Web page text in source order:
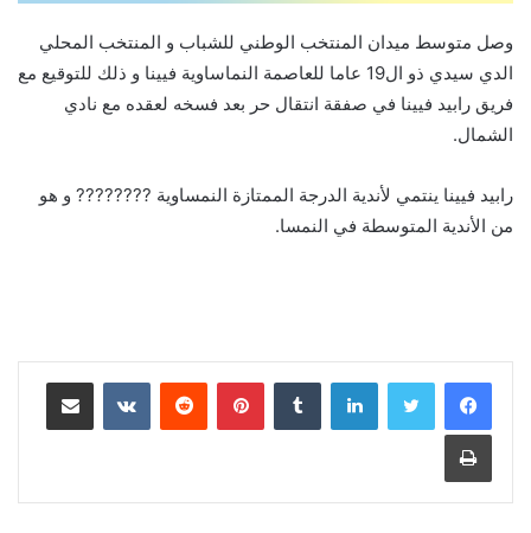
وصل متوسط ميدان المنتخب الوطني للشباب و المنتخب المحلي
الدي سيدي ذو ال19 عاما للعاصمة النماساوية فيينا و ذلك للتوقيع مع
فريق رابيد فيينا في صفقة انتقال حر بعد فسخه لعقده مع نادي
الشمال.
رابيد فيينا ينتمي لأندية الدرجة الممتازة النمساوية ???????? و هو
من الأندية المتوسطة في النمسا.
لينكدإن بينتيريست مشاركة عبر البريد
طباعة